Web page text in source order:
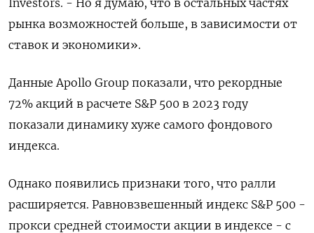
рынка возможностей больше, в зависимости от
ставок и экономики».
Данные Apollo Group показали, что рекордные
72% акций в расчете S&P 500 в 2023 году
показали динамику хуже самого фондового
индекса.
Однако появились признаки того, что ралли
расширяется. Равновзвешенный индекс S&P 500 -
прокси средней стоимости акции в индексе - с